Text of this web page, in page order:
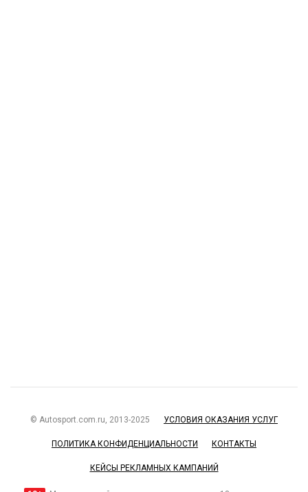
© Autosport.com.ru, 2013-2025 УСЛОВИЯ ОКАЗАНИЯ УСЛУГ
ПОЛИТИКА КОНФИДЕНЦИАЛЬНОСТИ КОНТАКТЫ
КЕЙСЫ РЕКЛАМНЫХ КАМПАНИЙ